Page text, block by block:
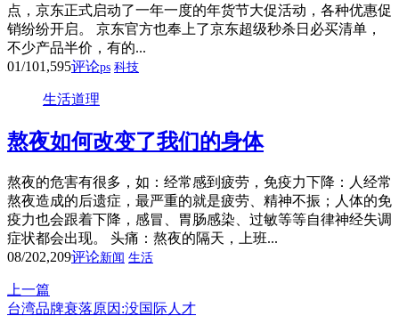
点，京东正式启动了一年一度的年货节大促活动，各种优惠促
销纷纷开启。 京东官方也奉上了京东超级秒杀日必买清单，
不少产品半价，有的...
01/101,595评论ps 科技
生活道理
熬夜如何改变了我们的身体
熬夜的危害有很多，如：经常感到疲劳，免疫力下降：人经常
熬夜造成的后遗症，最严重的就是疲劳、精神不振；人体的免
疫力也会跟着下降，感冒、胃肠感染、过敏等等自律神经失调
症状都会出现。 头痛：熬夜的隔天，上班...
08/202,209评论新闻 生活
上一篇
台湾品牌衰落原因:没国际人才